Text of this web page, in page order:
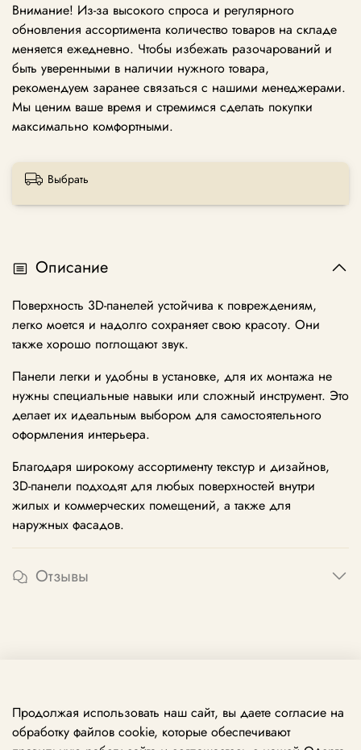
Внимание! Из-за высокого спроса и регулярного
обновления ассортимента количество товаров на складе
меняется ежедневно. Чтобы избежать разочарований и
быть уверенными в наличии нужного товара,
рекомендуем заранее связаться с нашими менеджерами.
Мы ценим ваше время и стремимся сделать покупки
максимально комфортными.
Выбрать
Описание
Поверхность 3D-панелей устойчива к повреждениям,
легко моется и надолго сохраняет свою красоту. Они
также хорошо поглощают звук.
Панели легки и удобны в установке, для их монтажа не
нужны специальные навыки или сложный инструмент. Это
делает их идеальным выбором для самостоятельного
оформления интерьера.
Благодаря широкому ассортименту текстур и дизайнов,
3D-панели подходят для любых поверхностей внутри
жилых и коммерческих помещений, а также для
наружных фасадов.
Отзывы
Продолжая использовать наш сайт, вы даете согласие на
обработку файлов cookie, которые обеспечивают